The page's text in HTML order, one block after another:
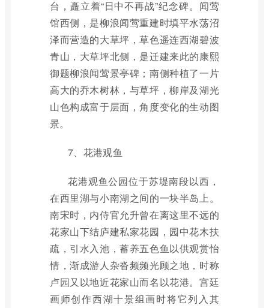
台，矗立着“日中不再战”纪念碑。闻莺
馆西侧，是柳浪闻莺重建时填平水荡沼
泽而营造的大草坪，草色遥连西湖碧波
青山，大草坪北侧，是迁建来此的康熙
御题柳浪闻莺景亭碑；南侧种植了一片
高大的乔木树林，与草坪，柳岸及湖光
山色构成富于层面，角度变化的生动图
景。
7、花港观鱼
花港观鱼公园位于苏堤南段以西，
在西里湖与小南湖之间的一块半岛上。
南宋时，内侍官允升曾在离这里不远的
花家山下结庐建私家花园，园中花木扶
疏，引水入池，蓄养五色鱼以供观赏怡
情，渐成游人杂沓频频光顾之地，时称
卢园又以地近花家山而名以花港。宫廷
画师创作西湖十景组画时将它列入其